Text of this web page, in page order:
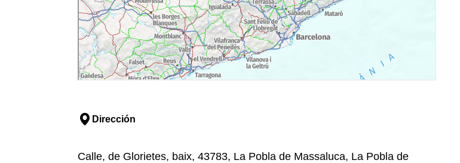
Dirección
Calle, de Glorietes, baix, 43783, La Pobla de Massaluca, La Pobla de